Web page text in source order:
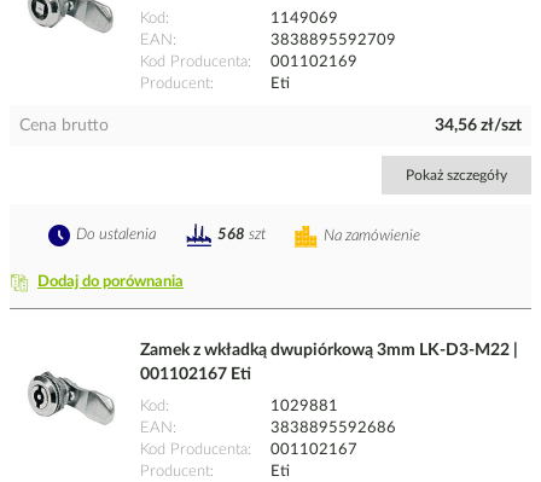
Kod
1149069
EAN
3838895592709
Kod Producenta
001102169
Producent
Eti
Cena brutto 34,56 zł/szt
Pokaż szczegóły
Dodaj do porównania
Na zamówienie
Do ustalenia 568 szt
Zamek z wkładką dwupiórkową 3mm LK-D3-M22 |
001102167 Eti
Kod
1029881
EAN
3838895592686
Kod Producenta
001102167
Producent
Eti